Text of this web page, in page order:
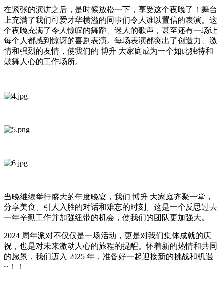
在紧张的演讲之后，是时候放松一下，享受这个夜晚了！舞台
上充满了我们可爱才华横溢的同事们令人难以置信的表演。这
个夜晚充满了令人惊叹的舞蹈、迷人的歌声，甚至还有一场让
每个人都感到惊讶的喜剧表演。每场表演都突出了创造力、激
情和强烈的友情，使我们的 博升 大家庭成为一个如此独特和
鼓舞人心的工作场所。
当晚继续举行盛大的年度晚宴，我们 博升 大家庭齐聚一堂，
分享美食、引人入胜的对话和难忘的时刻。这是一个反思过去
一年辛勤工作并加强纽带的机会，使我们的团队更加强大。
2024 周年派对不仅仅是一场活动，更是对我们集体成就的庆
祝，也是对未来激动人心的旅程的提醒。怀着新的热情和共同
的愿景，我们迈入 2025 年，准备好一起迎接新的挑战和机遇
~！！